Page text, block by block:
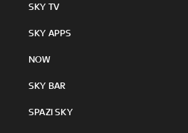
SKY TV
SKY APPS
NOW
SKY BAR
SPAZI SKY